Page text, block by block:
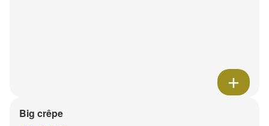
Big crêpe